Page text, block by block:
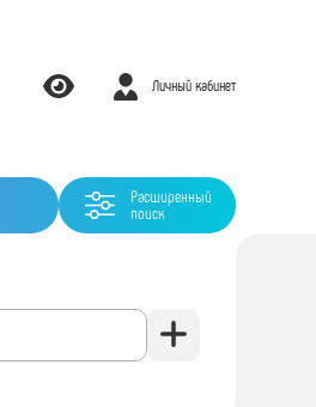
Личный кабинет
Расширенный
поиск